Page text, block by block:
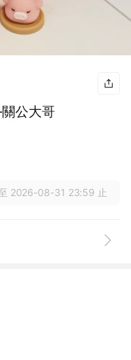
公大哥
2026-08-31 23:59 止